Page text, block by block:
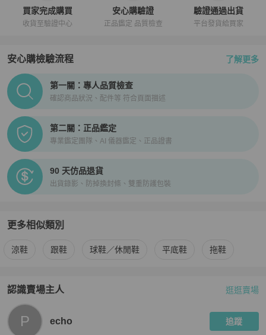
買家完成購買
收貨至驗證中心
安心購驗證
正品鑑定 品質檢查
驗證通過出貨
平台發貨給買家
安心購檢驗流程 了解更多
PopChill拍拍圈正品驗證、安心購檢驗流程介紹
第一關：專人品質檢查
確認商品狀況、配件等 符合頁面描述
第二關：正品鑑定
專業鑑定團隊、AI 儀器鑑定、正品證書
90 天仿品退貨
出貨錄影、防掉換封條、雙重防護包裝
更多相似類別
更多Louis Vuitton 女鞋相似商品推薦
涼鞋 跟鞋 球鞋／休閒鞋 平底鞋 拖鞋
認識賣場主人
PopChill 拍拍圈嚴選賣家
逛逛賣場
P echo 追蹤